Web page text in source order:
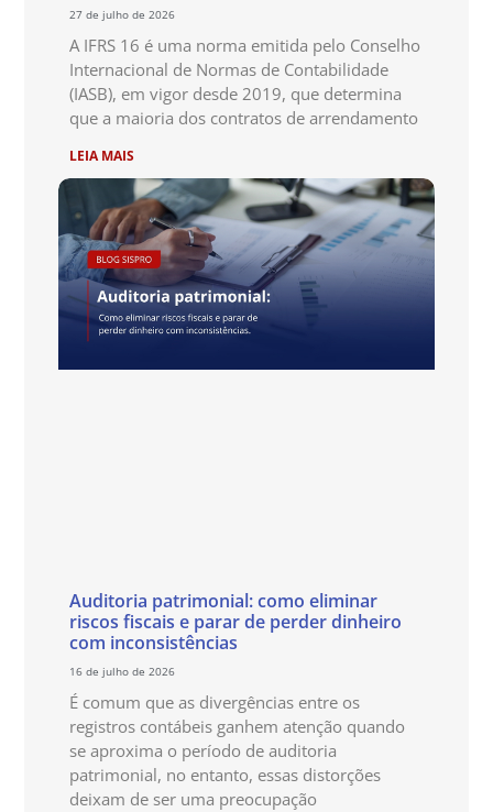
27 de julho de 2026
A IFRS 16 é uma norma emitida pelo Conselho
Internacional de Normas de Contabilidade
(IASB), em vigor desde 2019, que determina
que a maioria dos contratos de arrendamento
LEIA MAIS
Auditoria patrimonial: como eliminar
riscos fiscais e parar de perder dinheiro
com inconsistências
16 de julho de 2026
É comum que as divergências entre os
registros contábeis ganhem atenção quando
se aproxima o período de auditoria
patrimonial, no entanto, essas distorções
deixam de ser uma preocupação